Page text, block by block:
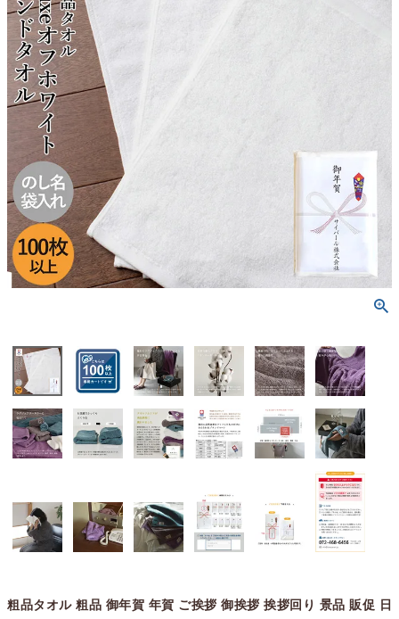
粗品タオル 粗品 御年賀 年賀 ご挨拶 御挨拶 挨拶回り 景品 販促 日